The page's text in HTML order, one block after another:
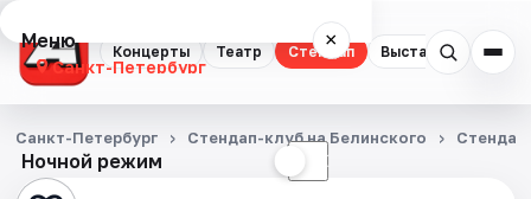
Концерты Театр Стендап Выставки
Меню ×
Санкт-Петербург
Концерты
Театр
Ночной режим ☾
Санкт-Петербург Стендап-клуб на Белинского Стендап